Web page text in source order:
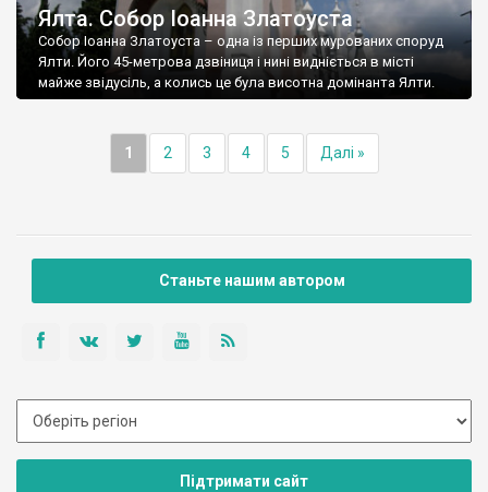
Ялта. Собор Іоанна Златоуста
Собор Іоанна Златоуста – одна із перших мурованих споруд
Ялти. Його 45-метрова дзвіниця і нині видніється в місті
майже звідусіль, а колись це була висотна домінанта Ялти.
1 2 3 4 5 Далі »
Станьте нашим автором
Підтримати сайт